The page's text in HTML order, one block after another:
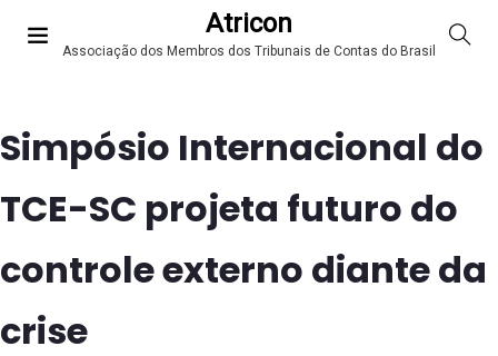
Atricon
Associação dos Membros dos Tribunais de Contas do Brasil
Simpósio Internacional do
TCE-SC projeta futuro do
controle externo diante da
crise